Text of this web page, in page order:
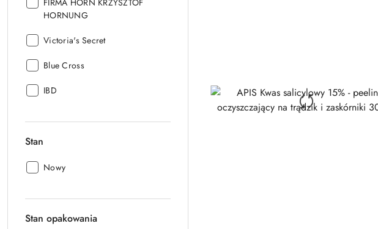
FIRMA HORN KRZYSZTOF
HORNUNG
Producent:
Victoria's Secret
Producent:
Blue Cross
Producent:
IBD
Stan
Stan:
Nowy
Stan opakowania